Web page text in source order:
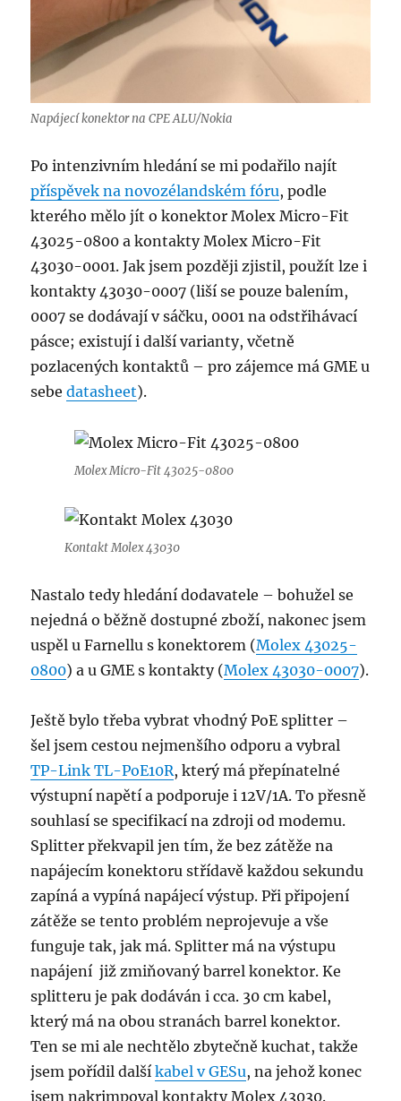
Napájecí konektor na CPE ALU/Nokia
Po intenzivním hledání se mi podařilo najít
příspěvek na novozélandském fóru, podle
kterého mělo jít o konektor Molex Micro-Fit
43025-0800 a kontakty Molex Micro-Fit
43030-0001. Jak jsem později zjistil, použít lze i
kontakty 43030-0007 (liší se pouze balením,
0007 se dodávají v sáčku, 0001 na odstřihávací
pásce; existují i další varianty, včetně
pozlacených kontaktů – pro zájemce má GME u
sebedatasheet).
Molex Micro-Fit 43025-0800
Kontakt Molex 43030
Nastalo tedy hledání dodavatele – bohužel se
nejedná o běžně dostupné zboží, nakonec jsem
uspěl u Farnellu s konektorem (Molex 43025-
0800) a u GME s kontakty (Molex 43030-0007).
Ještě bylo třeba vybrat vhodný PoE splitter –
šel jsem cestou nejmenšího odporu a vybral
TP-Link TL-PoE10R, který má přepínatelné
výstupní napětí a podporuje i 12V/1A. To přesně
souhlasí se specifikací na zdroji od modemu.
Splitter překvapil jen tím, že bez zátěže na
napájecím konektoru střídavě každou sekundu
zapíná a vypíná napájecí výstup. Při připojení
zátěže se tento problém neprojevuje a vše
funguje tak, jak má. Splitter má na výstupu
napájení již zmiňovaný barrel konektor. Ke
splitteru je pak dodáván i cca. 30 cm kabel,
který má na obou stranách barrel konektor.
Ten se mi ale nechtělo zbytečně kuchat, takže
jsem pořídil dalšíkabel v GESu, na jehož konec
jsem nakrimpoval kontakty Molex 43030.